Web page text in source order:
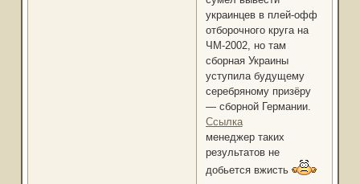
украинцев в плей-офф
отборочного круга на
ЧМ-2002, но там
сборная Украины
уступила будущему
серебряному призёру
— сборной Германии.
Ссылка
менеджер таких
результатов не
добьется вжисть